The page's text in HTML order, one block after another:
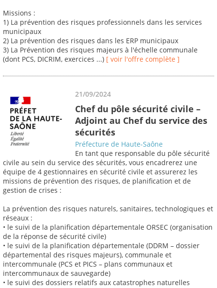
Missions :
1) La prévention des risques professionnels dans les services
municipaux
2) La prévention des risques dans les ERP municipaux
3) La Prévention des risques majeurs à l'échelle communale
(dont PCS, DICRIM, exercices ...) [ voir l'offre complète ]
21/09/2024
Chef du pôle sécurité civile –
Adjoint au Chef du service des
sécurités
Préfecture de Haute-Saône
En tant que responsable du pôle sécurité
civile au sein du service des sécurités, vous encadrerez une
équipe de 4 gestionnaires en sécurité civile et assurerez les
missions de prévention des risques, de planification et de
gestion de crises :
La prévention des risques naturels, sanitaires, technologiques et
réseaux :
• le suivi de la planification départementale ORSEC (organisation
de la réponse de sécurité civile)
• le suivi de la planification départementale (DDRM – dossier
départemental des risques majeurs), communale et
intercommunale (PCS et PICS – plans communaux et
intercommunaux de sauvegarde)
• le suivi des dossiers relatifs aux catastrophes naturelles